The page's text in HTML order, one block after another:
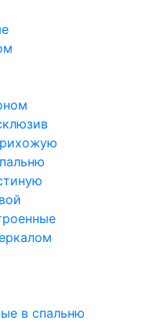
в спальню